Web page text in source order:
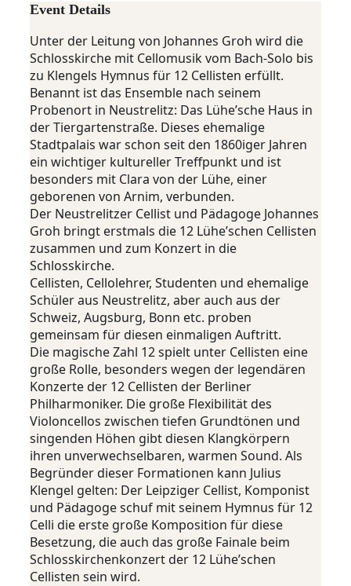
Event Details
Unter der Leitung von Johannes Groh wird die
Schlosskirche mit Cellomusik vom Bach-Solo bis
zu Klengels Hymnus für 12 Cellisten erfüllt.
Benannt ist das Ensemble nach seinem
Probenort in Neustrelitz: Das Lühe’sche Haus in
der Tiergartenstraße. Dieses ehemalige
Stadtpalais war schon seit den 1860iger Jahren
ein wichtiger kultureller Treffpunkt und ist
besonders mit Clara von der Lühe, einer
geborenen von Arnim, verbunden.
Der Neustrelitzer Cellist und Pädagoge Johannes
Groh bringt erstmals die 12 Lühe’schen Cellisten
zusammen und zum Konzert in die
Schlosskirche.
Cellisten, Cellolehrer, Studenten und ehemalige
Schüler aus Neustrelitz, aber auch aus der
Schweiz, Augsburg, Bonn etc. proben
gemeinsam für diesen einmaligen Auftritt.
Die magische Zahl 12 spielt unter Cellisten eine
große Rolle, besonders wegen der legendären
Konzerte der 12 Cellisten der Berliner
Philharmoniker. Die große Flexibilität des
Violoncellos zwischen tiefen Grundtönen und
singenden Höhen gibt diesen Klangkörpern
ihren unverwechselbaren, warmen Sound. Als
Begründer dieser Formationen kann Julius
Klengel gelten: Der Leipziger Cellist, Komponist
und Pädagoge schuf mit seinem Hymnus für 12
Celli die erste große Komposition für diese
Besetzung, die auch das große Fainale beim
Schlosskirchenkonzert der 12 Lühe’schen
Cellisten sein wird.